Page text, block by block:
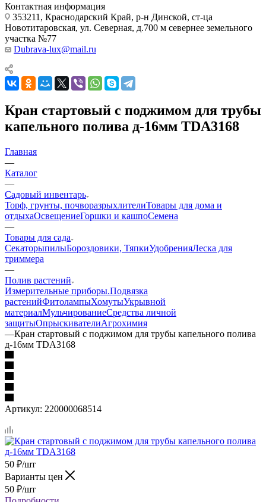
Контактная информация
353211, Краснодарский Край, р-н Динской, ст-ца
Новотитаровская, ул. Северная, д.700 м севернее земельного
участка №77
Dubrava-lux@mail.ru
Кран стартовый с поджимом для трубы
капельного полива д-16мм TDA3168
Главная
—
Каталог
—
Садовый инвентарь
Торф, грунты, почворазрыхлителиТовары для дома и
отдыхаОсвещениеГоршки и кашпоСемена
—
Товары для сада
СекаторыпилыБороздовики, ТяпкиУдобренияЛеска для
триммера
—
Полив растений
Измерительные приборы.Подвязка
растенийФитолампыХомутыУкрывной
материалМульчированиеСредства личной
защитыОпрыскивателиАгрохимия
—Кран стартовый с поджимом для трубы капельного полива
д-16мм TDA3168
Артикул: 220000068514
50 ₽/шт
Варианты цен
50 ₽/шт